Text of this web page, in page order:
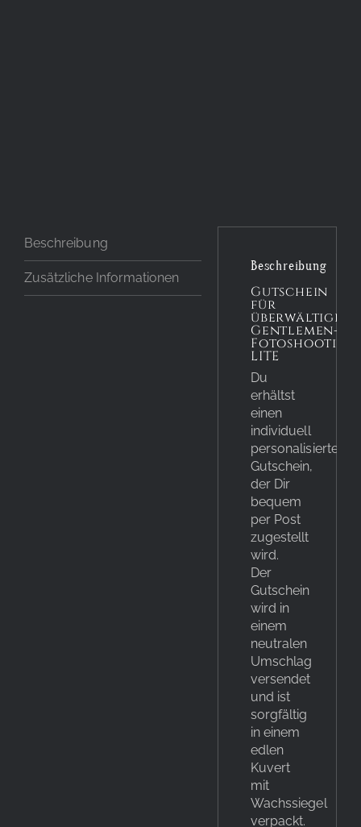
Beschreibung
Zusätzliche Informationen
Beschreibung
Gutschein
für
Gentlemen-
Fotoshooting
LITE
Du
erhältst
einen
individuell
personalisierten
Gutschein,
der Dir
bequem
per Post
zugestellt
wird.
Der
Gutschein
wird in
einem
neutralen
Umschlag
versendet
und ist
sorgfältig
in einem
edlen
Kuvert
mit
Wachssiegel
verpackt.